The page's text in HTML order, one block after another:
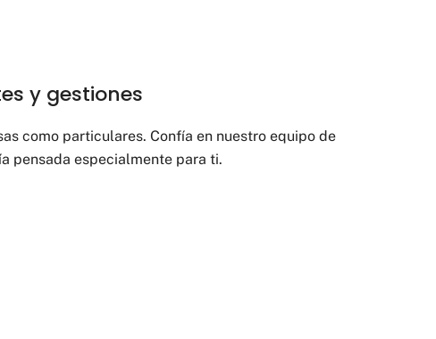
y gestiones
como particulares. Confía en nuestro equipo de
pensada especialmente para ti.